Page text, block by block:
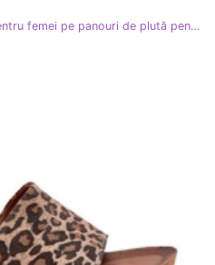
Zazoo 40311 Suede Speakers pentru femei pe panouri de plută pene negre negru